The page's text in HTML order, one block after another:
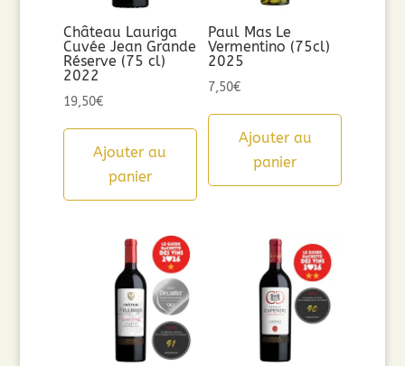
Château Lauriga
Cuvée Jean Grande
Réserve (75 cl)
2022
19,50€
Ajouter au
panier
Paul Mas Le
Vermentino (75cl)
2025
7,50€
Ajouter au
panier